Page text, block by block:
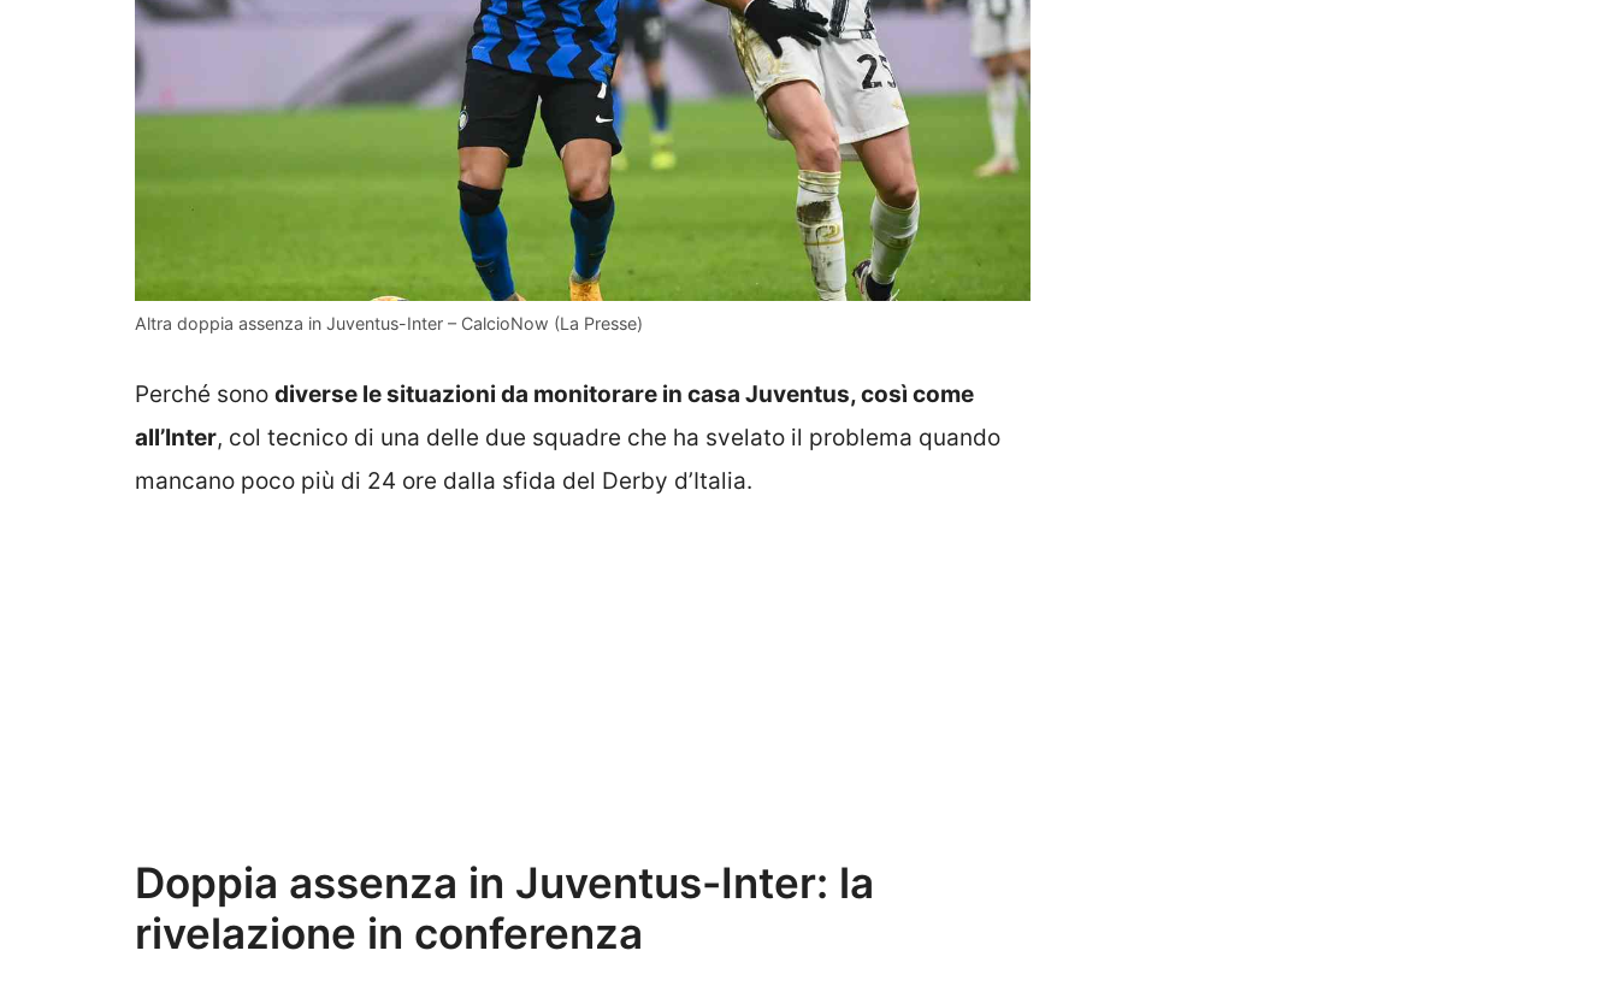
Altra doppia assenza in Juventus-Inter – CalcioNow (La Presse)
Perché sono diverse le situazioni da monitorare in casa Juventus, così come
all’Inter, col tecnico di una delle due squadre che ha svelato il problema quando
mancano poco più di 24 ore dalla sfida del Derby d’Italia.
Doppia assenza in Juventus-Inter: la
rivelazione in conferenza